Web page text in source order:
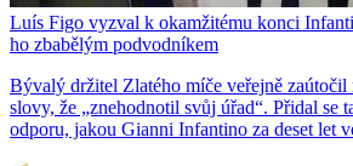
Luís Figo vyzval k okamžitému konci
ho zbabělým podvodníkem
Bývalý držitel Zlatého míče veřejně zaútočil
slovy, že „znehodnotil svůj úřad“. Přidal se
odporu, jakou Gianni Infantino za deset let